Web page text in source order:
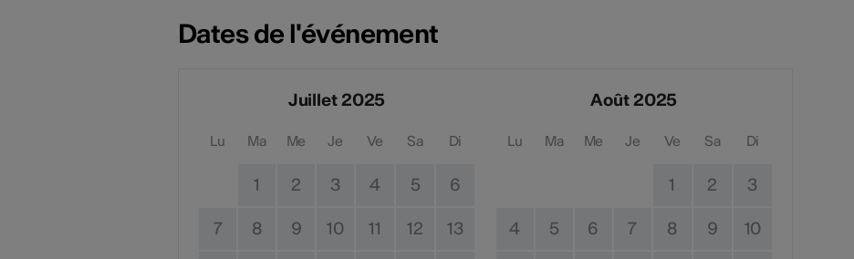
Dates de l'événement
Juillet 2025
Lu Ma Me Je Ve Sa Di
1 2 3 4 5 6
7 8 9 10 11 12 13
Août 2025
Lu Ma Me Je Ve Sa Di
1 2 3
4 5 6 7 8 9 10